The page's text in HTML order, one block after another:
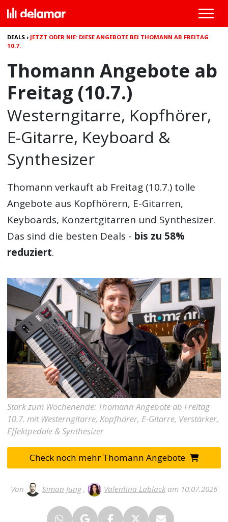
DEALS › JETZT ODER NIE: DIESE ANGEBOTE BEI THOMANN AB FREITAG
10.7.
Thomann Angebote ab
Freitag (10.7.)
Westerngitarre, Kopfhörer,
E-Gitarre, Keyboard &
Synthesizer
Thomann verkauft ab Freitag (10.7.) tolle
Angebote aus Kopfhörern, E-Gitarren,
Keyboards, Konzertgitarren und Synthesizer.
Das sind die besten Deals - bis zu 58%
reduziert.
Stark zum Wochenende: Thomann Angebote ab Freitag
10.7. mit Westerngitarre, Kopfhörer, E-Gitarre, Verstärker,
Effektpedale & Synthesizer
Check noch mehr Thomann Angebote
Von Simon Jung , Valentina Lablack am 10.07.2026